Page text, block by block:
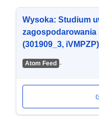
Wysoka: Studium
(301909_3,
Atom Feed -